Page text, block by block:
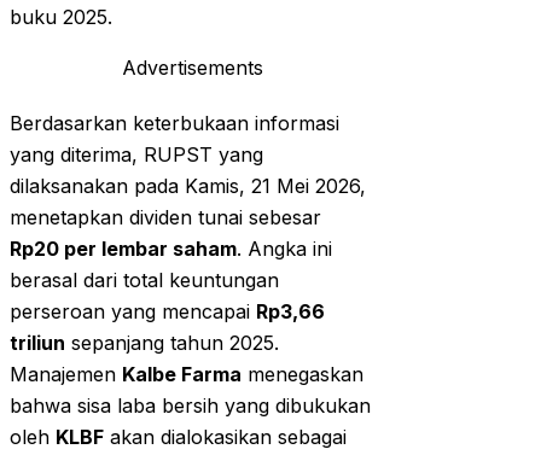
buku 2025.
Advertisements
Berdasarkan keterbukaan informasi
yang diterima, RUPST yang
dilaksanakan pada Kamis, 21 Mei 2026,
menetapkan dividen tunai sebesar
Rp20 per lembar saham. Angka ini
berasal dari total keuntungan
perseroan yang mencapai Rp3,66
triliun sepanjang tahun 2025.
Manajemen Kalbe Farma menegaskan
bahwa sisa laba bersih yang dibukukan
oleh KLBF akan dialokasikan sebagai